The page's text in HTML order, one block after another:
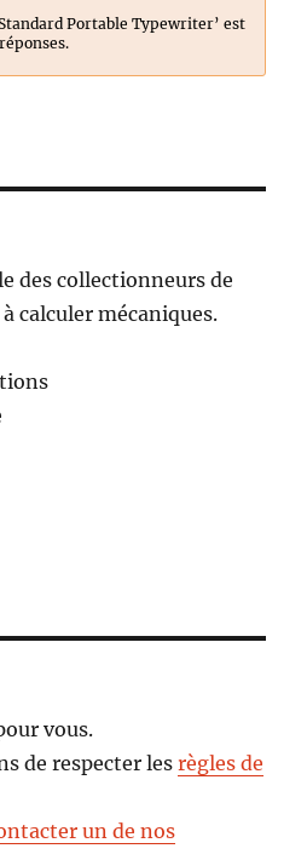
Portable Typewriter’ est
des collectionneurs de
calculer mécaniques.
vous.
de respecter lesrègles de
un de nos